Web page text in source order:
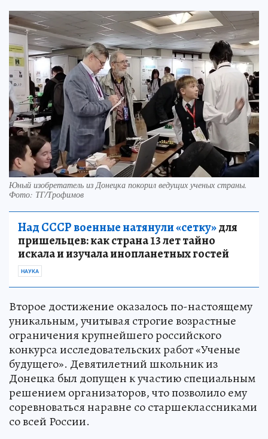
Юный изобретатель из Донецка покорил ведущих ученых страны.
Фото: ТГ/Трофимов
Над СССР военные натянули «сетку»для
пришельцев: как страна 13 лет тайно
искала и изучала инопланетных гостей
НАУКА
Второе достижение оказалось по-настоящему
уникальным, учитывая строгие возрастные
ограничения крупнейшего российского
конкурса исследовательских работ «Ученые
будущего». Девятилетний школьник из
Донецка был допущен к участию специальным
решением организаторов, что позволило ему
соревноваться наравне со старшеклассниками
со всей России.